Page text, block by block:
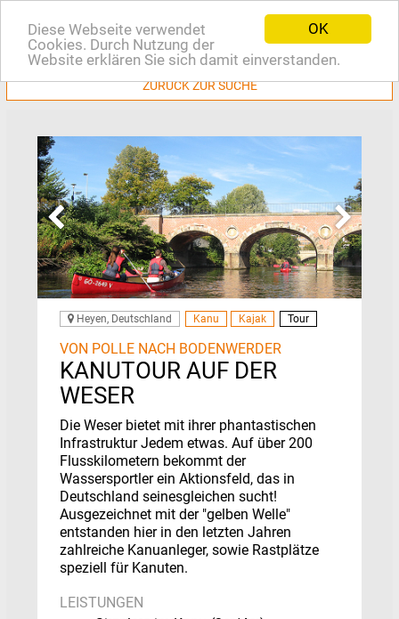
OK
Diese Webseite verwendet
Cookies. Durch Nutzung der
Website erklären Sie sich damit einverstanden.
ZURÜCK ZUR SUCHE
Heyen, Deutschland Kanu Kajak Tour
VON POLLE NACH BODENWERDER
KANUTOUR AUF DER
WESER
Die Weser bietet mit ihrer phantastischen
Infrastruktur Jedem etwas. Auf über 200
Flusskilometern bekommt der
Wassersportler ein Aktionsfeld, das in
Deutschland seinesgleichen sucht!
Ausgezeichnet mit der "gelben Welle"
entstanden hier in den letzten Jahren
zahlreiche Kanuanleger, sowie Rastplätze
speziell für Kanuten.
LEISTUNGEN